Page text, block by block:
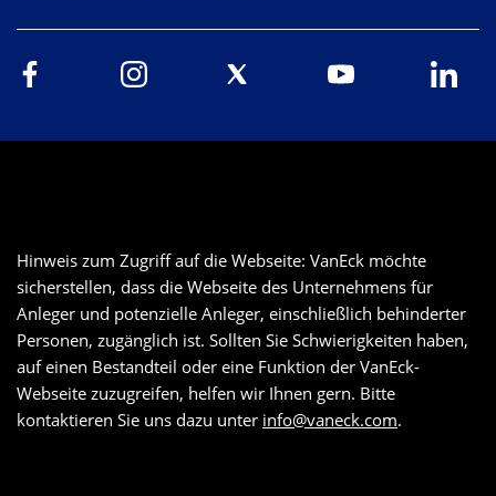
Hinweis zum Zugriff auf die Webseite: VanEck möchte
sicherstellen, dass die Webseite des Unternehmens für
Anleger und potenzielle Anleger, einschließlich behinderter
Personen, zugänglich ist. Sollten Sie Schwierigkeiten haben,
auf einen Bestandteil oder eine Funktion der VanEck-
Webseite zuzugreifen, helfen wir Ihnen gern. Bitte
kontaktieren Sie uns dazu unter info@vaneck.com.